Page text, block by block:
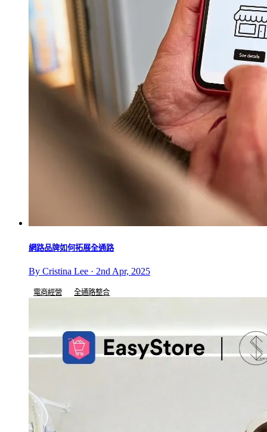
網路品牌如何拓展全通路
By Cristina Lee · 2nd Apr, 2025
電商經營 全通路整合